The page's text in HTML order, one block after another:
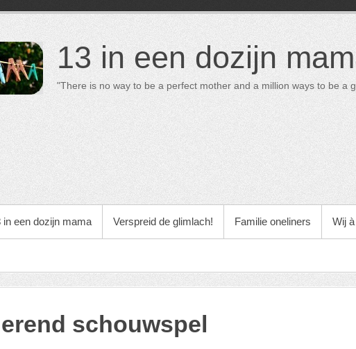
13 in een dozijn
"There is no way to be a perfect mother and a million ways to be a
in een dozijn mama Verspreid de glimlach! Familie oneliners Wij
schouwspel